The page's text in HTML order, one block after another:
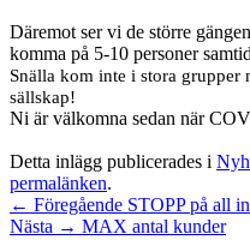
Däremot ser vi de större
komma på 5-10 personer
Snälla kom inte i stora
sällskap!
Ni är välkomna sedan när
Detta inlägg publicerades i
permalänken.
Inläggsnavigering
← Föregående Föregående
inlägg:
STOPP på all
Nästa → Nästa
MAX antal kunder